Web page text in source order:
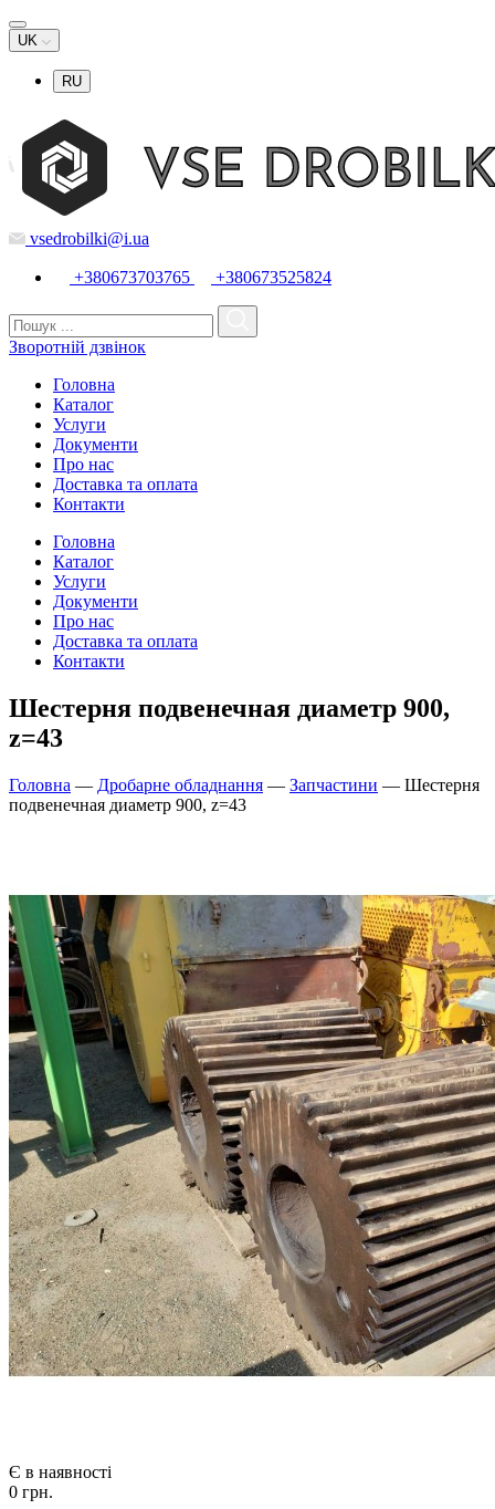
UK
RU
vsedrobilki@i.ua
+380673703765 +380673525824
Зворотній дзвінок
Головна
Каталог
Услуги
Документи
Про нас
Доставка та оплата
Контакти
Головна
Каталог
Услуги
Документи
Про нас
Доставка та оплата
Контакти
Шестерня подвенечная диаметр 900,
z=43
Головна — Дробарне обладнання — Запчастини — Шестерня
подвенечная диаметр 900, z=43
Є в наявності
0 грн.